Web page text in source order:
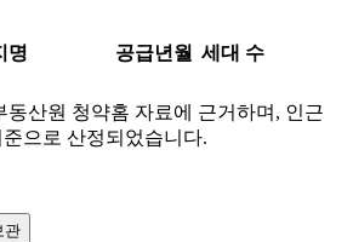
명 공급년월 세대 수
산원 청약홈 자료에 근거하며, 인근
으로 산정되었습니다.
관